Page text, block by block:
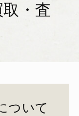
・査
ついて